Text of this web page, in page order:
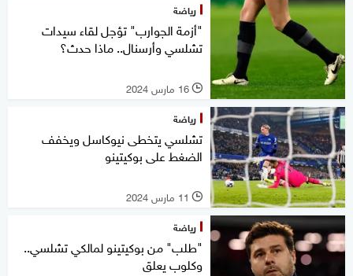
رياضة
"أزمة الجوارب" تؤجل لقاء سيدات
تشلسي وأرسنال.. ماذا حدث؟
l 16 مارس 2024
رياضة
تشلسي يتخطى نيوكاسل ويخفف
الضغط على بوكيتينو
l 11 مارس 2024
رياضة
"طلب" من بوكيتينو لمالكي تشلسي..
وكلوب يعلق